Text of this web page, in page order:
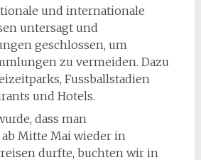
und internationale
untersagt und
geschlossen, um
zu vermeiden. Dazu
Fussballstadien
und Hotels.
dass man
Mitte Mai wieder in
durfte, buchten wir in